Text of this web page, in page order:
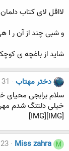
لااقل لای کتاب
و شبی چند از آن ر ا
شاید از باغچه ی
دختر مهتاب
سلام برابجی محیای
خیلی دلتنگ شدم
[IMG][IMG]
M
Miss zahra